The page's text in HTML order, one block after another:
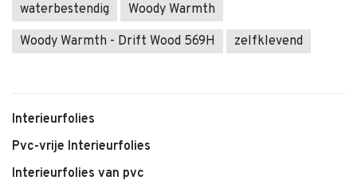
waterbestendig
Woody Warmth
Woody Warmth - Drift Wood 569H
zelfklevend
Interieurfolies
Pvc-vrije Interieurfolies
Interieurfolies van pvc